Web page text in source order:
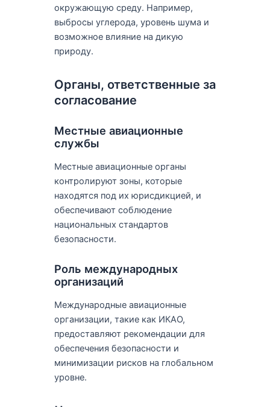
окружающую среду. Например,
выбросы углерода, уровень шума и
возможное влияние на дикую
природу.
Органы, ответственные за
согласование
Местные авиационные
службы
Местные авиационные органы
контролируют зоны, которые
находятся под их юрисдикцией, и
обеспечивают соблюдение
национальных стандартов
безопасности.
Роль международных
организаций
Международные авиационные
организации, такие как ИКАО,
предоставляют рекомендации для
обеспечения безопасности и
минимизации рисков на глобальном
уровне.